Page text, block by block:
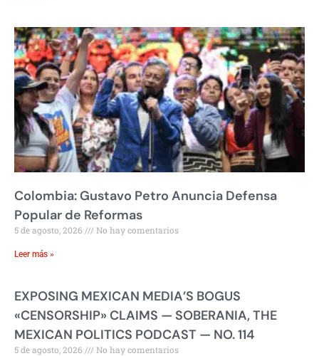
Colombia: Gustavo Petro Anuncia Defensa
Popular de Reformas
5 de agosto, 2026 No hay comentarios
Leer más »
EXPOSING MEXICAN MEDIA’S BOGUS
«CENSORSHIP» CLAIMS — SOBERANIA, THE
MEXICAN POLITICS PODCAST — NO. 114
5 de agosto, 2026 No hay comentarios